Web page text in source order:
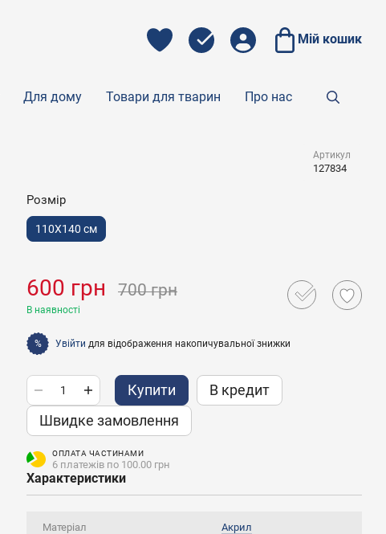
Мій кошик
Для дому Товари для тварин Про нас
Артикул
127834
Розмір
110X140 см
600 грн 700 грн
В наявності
% Увійти для відображення накопичувальної знижки
Купити
В кредит
Швидке замовлення
ОПЛАТА ЧАСТИНАМИ
6 платежів по 100.00 грн
Характеристики
Матеріал Акрил